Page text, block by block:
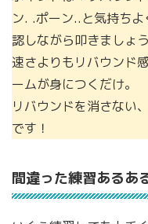
ン. .ポーン..と気持ち
認しながら叩きましょう
速さよりもリバウンド
ームが身につくだけ。
リバウンドを消さない
です！
間違った練習あるあ